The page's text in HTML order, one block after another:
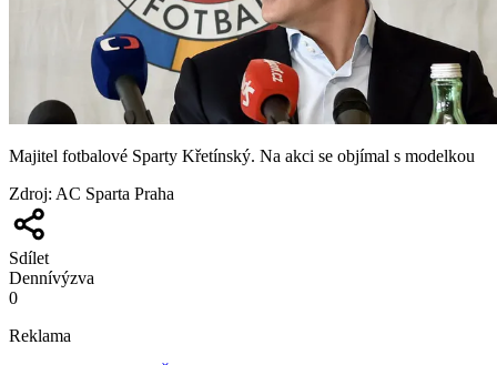
Majitel fotbalové Sparty Křetínský. Na akci se objímal s modelkou
Zdroj: AC Sparta Praha
Sdílet
Dennívýzva
0
Reklama